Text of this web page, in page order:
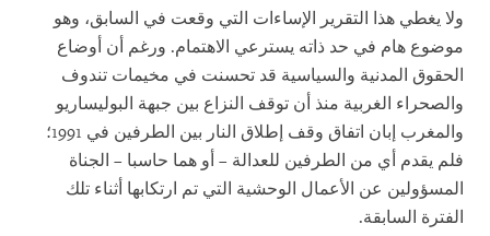
ولا يغطي هذا التقرير الإساءات التي وقعت في السابق، وهو
موضوع هام في حد ذاته يسترعي الاهتمام. ورغم أن أوضاع
الحقوق المدنية والسياسية قد تحسنت في مخيمات تندوف
والصحراء الغربية منذ أن توقف النزاع بين جبهة البوليساريو
والمغرب إبان اتفاق وقف إطلاق النار بين الطرفين في 1991؛
فلم يقدم أي من الطرفين للعدالة – أو هما حاسبا – الجناة
المسؤولين عن الأعمال الوحشية التي تم ارتكابها أثناء تلك
الفترة السابقة.